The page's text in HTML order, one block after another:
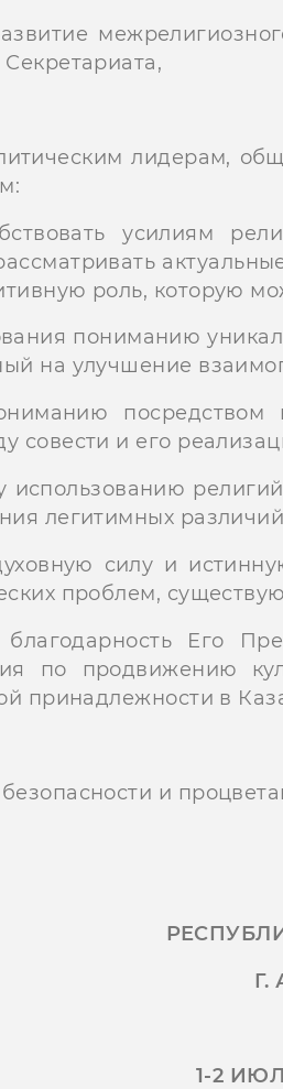
лидерам,
усилиям
роль, которую
пониманию
на улучшение
совести и его
использованию
легитимных
силу и
проблем,
Его
по продвижению
принадлежности в
и
Г.
1-2